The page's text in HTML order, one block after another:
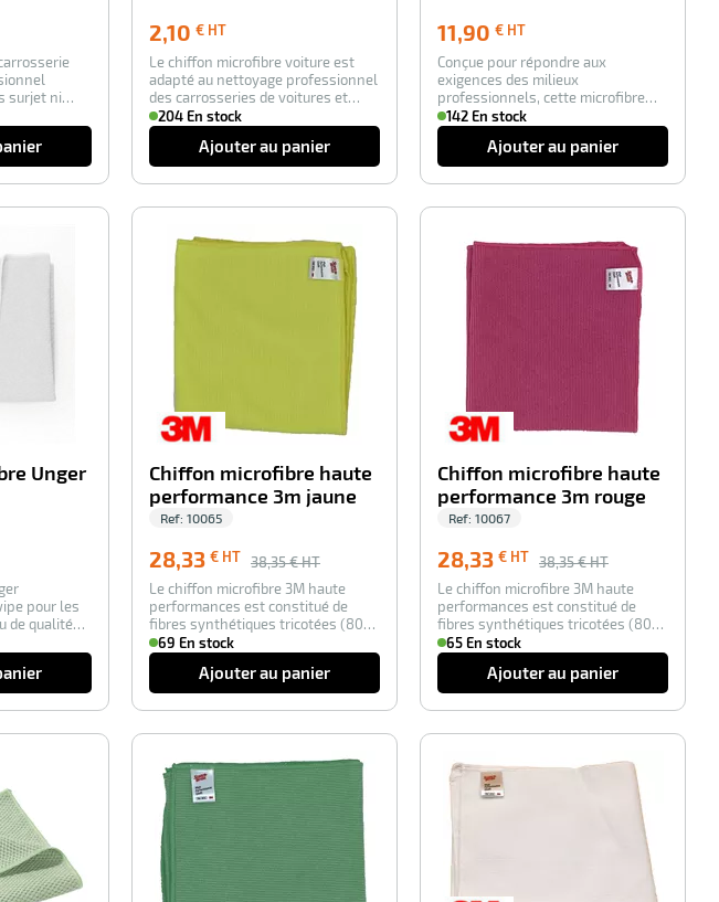
surjet ni
2,10 € HT
HT
Le chiffon microfibre voiture est
adapté au nettoyage professionnel
des carrosseries de voitures et
surfa…
204 En stock
Ajouter au panier
11,90 € HT
HT
Conçue pour répondre aux
exigences des milieux
professionnels, cette microfibre
associe des fibres techni…
142 En stock
Ajouter au panier
Unger
pour les
de qualité
Chiffon microfibre haute
performance 3m jaune
Ref: 10065
28,33 € HT 38,35 € HT
Le chiffon microfibre 3M haute
performances est constitué de
fibres synthétiques tricotées (80%
polyester…
69 En stock
Ajouter au panier
Chiffon microfibre haute
performance 3m rouge
Ref: 10067
28,33 € HT 38,35 € HT
Le chiffon microfibre 3M haute
performances est constitué de
fibres synthétiques tricotées (80%
polyester…
65 En stock
Ajouter au panier